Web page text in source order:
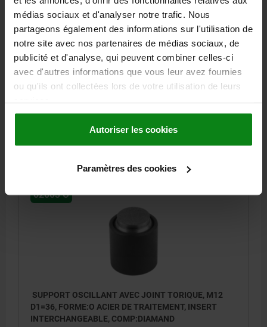
médias sociaux et d'analyser notre trafic. Nous
partageons également des informations sur l'utilisation de
notre site avec nos partenaires de médias sociaux, de
publicité et d'analyse, qui peuvent combiner celles-ci
avec d'autres informations que vous leur avez fournies
ou qu'ils ont collectées lors de votre utilisation de leurs
Autoriser les cookies
Paramètres des cookies
D1=30, FORME:O ACIER DE TRAITEMENT, INSERT
INTERCHANGEABLE, COMP:DIAMAND
FILETAGE=M12 DIAMÈTRE EXTÉRIEUR=30 FORME=O D3=20
HAUTEUR=30
H1=4 H2=10
PROFONDEUR DE FILETAGE=9
Ø BILLE=23
CAPACITÉ DE CHARGE KN MAX. (CHARGES STATIQUES
Référence:02003-530X030
02003 O
SUPPORT OSCILLANT AVEC JOINT TORIQUE, M12
D1=36, FORME:O ACIER DE TRAITEMENT, INSERT
INTERCHANGEABLE, COMP:DIAMAND